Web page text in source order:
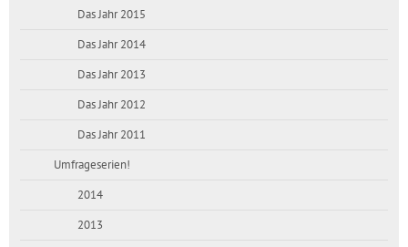
Das Jahr 2015
Das Jahr 2014
Das Jahr 2013
Das Jahr 2012
Das Jahr 2011
Umfrageserien!
2014
2013